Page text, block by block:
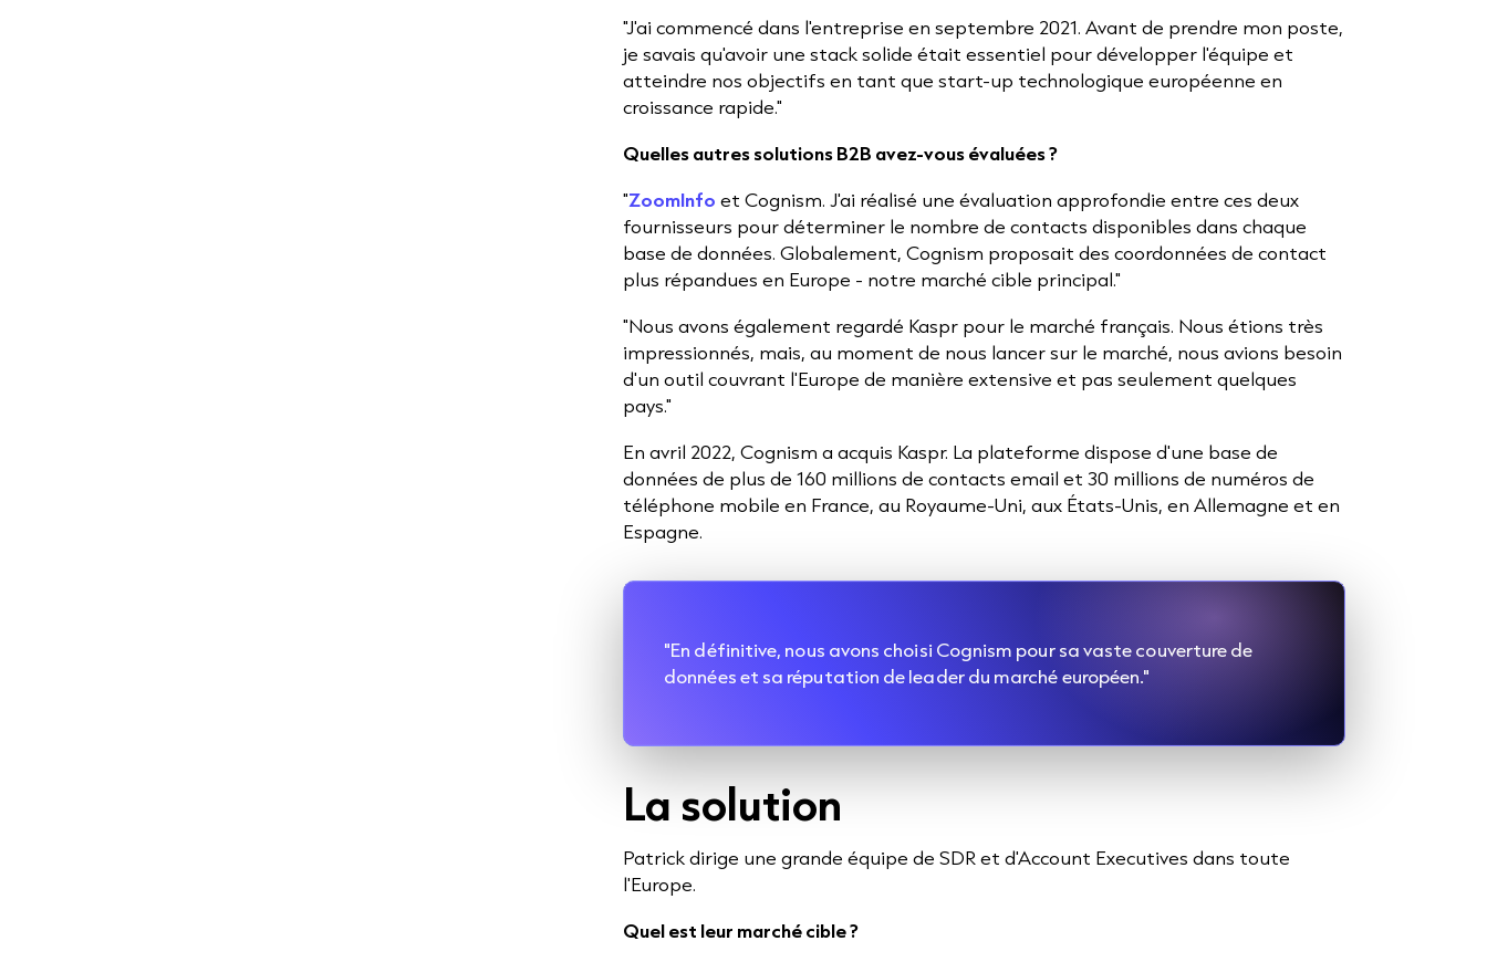
"J'ai commencé dans l'entreprise en septembre 2021. Avant de prendre mon poste,
je savais qu'avoir une stack solide était essentiel pour développer l'équipe et
atteindre nos objectifs en tant que start-up technologique européenne en
croissance rapide."
Quelles autres solutions B2B avez-vous évaluées ?
"ZoomInfo et Cognism. J'ai réalisé une évaluation approfondie entre ces deux
fournisseurs pour déterminer le nombre de contacts disponibles dans chaque
base de données. Globalement, Cognism proposait des coordonnées de contact
plus répandues en Europe - notre marché cible principal."
"Nous avons également regardé Kaspr pour le marché français. Nous étions très
impressionnés, mais, au moment de nous lancer sur le marché, nous avions besoin
d'un outil couvrant l'Europe de manière extensive et pas seulement quelques
pays."
En avril 2022, Cognism a acquis Kaspr. La plateforme dispose d'une base de
données de plus de 160 millions de contacts email et 30 millions de numéros de
téléphone mobile en France, au Royaume-Uni, aux États-Unis, en Allemagne et en
Espagne.
"En définitive, nous avons choisi Cognism pour sa vaste couverture de
données et sa réputation de leader du marché européen."
La solution
Patrick dirige une grande équipe de SDR et d'Account Executives dans toute
l'Europe.
Quel est leur marché cible ?